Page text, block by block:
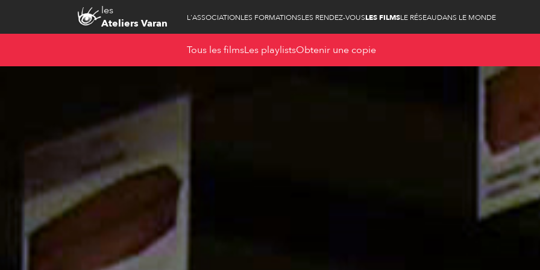
les
Ateliers Varan
L'ASSOCIATIONLES FORMATIONSLES RENDEZ-VOUSLES FILMSLE RÉSEAUDANS LE MONDE
Tous les filmsLes playlistsObtenir une copie